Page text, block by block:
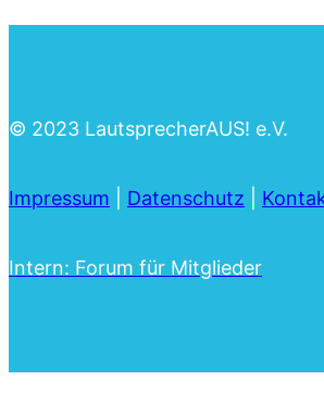
© 2023 LautsprecherAUS! e.V.
Impressum Datenschutz
Intern: Forum für Mitglieder